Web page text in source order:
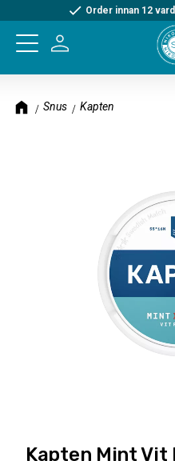
Meny
Order innan 12
Snus Kapten
Kapten Mint